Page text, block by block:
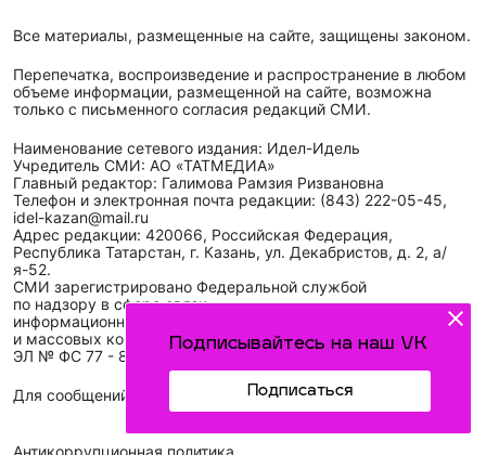
Подписывайтесь на наш VK
Подписаться
Все материалы, размещенные на сайте, защищены законом.
Перепечатка, воспроизведение и распространение в любом
объеме информации, размещенной на сайте, возможна
только с письменного согласия редакций СМИ.
Наименование сетевого издания: Идел-Идель
Учредитель СМИ: АО «ТАТМЕДИА»
Главный редактор: Галимова Рамзия Ризвановна
Телефон и электронная почта редакции: (843) 222-05-45,
idel-kazan@mail.ru
Адрес редакции: 420066, Российская Федерация,
Республика Татарстан, г. Казань, ул. Декабристов, д. 2, а/
я-52.
СМИ зарегистрировано Федеральной службой
по надзору в сфере связи,
информационных технологий
и массовых коммуникаций (Роскомнадзор)
ЭЛ № ФС 77 - 89431 от 14.05.2025
Для сообщений о фактах коррупции: idel-kazan@mail.ru